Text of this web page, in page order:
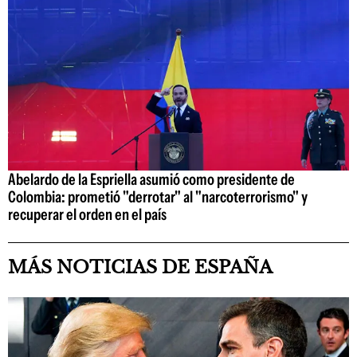
Abelardo de la Espriella asumió como presidente de
Colombia: prometió "derrotar" al "narcoterrorismo" y
recuperar el orden en el país
MÁS NOTICIAS DE ESPAÑA